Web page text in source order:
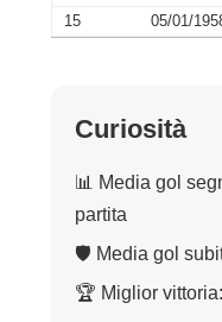
15
05/01/
Curiosità
📊 Media gol
partita
🛡 Media gol
🏆 Miglior vittoria: